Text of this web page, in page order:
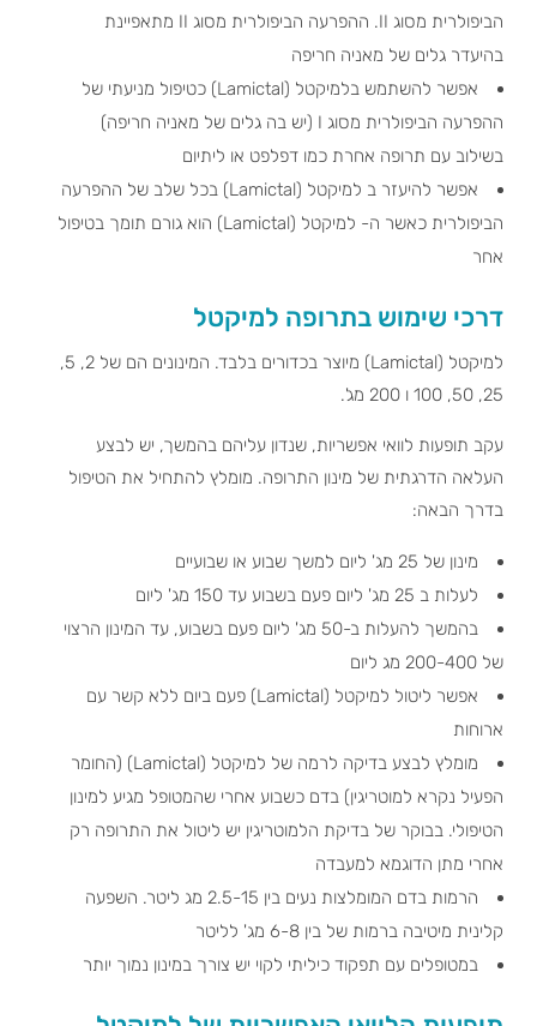
הביפולרית מסוג II. ההפרעה הביפולרית מסוג II מתאפיינת
בהיעדר גלים של מאניה חריפה
אפשר להשתמש בלמיקטל (Lamictal) כטיפול מניעתי של
ההפרעה הביפולרית מסוג I (יש בה גלים של מאניה חריפה)
בשילוב עם תרופה אחרת כמו דפלפט או ליתיום
אפשר להיעזר ב למיקטל (Lamictal) בכל שלב של ההפרעה
הביפולרית כאשר ה- למיקטל (Lamictal) הוא גורם תומך בטיפול
אחר
דרכי שימוש בתרופה למיקטל
למיקטל (Lamictal) מיוצר בכדורים בלבד. המינונים הם של 2, 5,
25, 50, 100 ו 200 מג'.
עקב תופעות לוואי אפשריות, שנדון עליהם בהמשך, יש לבצע
העלאה הדרגתית של מינון התרופה. מומלץ להתחיל את הטיפול
בדרך הבאה:
מינון של 25 מג' ליום למשך שבוע או שבועיים
לעלות ב 25 מג' ליום פעם בשבוע עד 150 מג' ליום
בהמשך להעלות ב-50 מג' ליום פעם בשבוע, עד המינון הרצוי
של 200-400 מג ליום
אפשר ליטול למיקטל (Lamictal) פעם ביום ללא קשר עם
ארוחות
מומלץ לבצע בדיקה לרמה של למיקטל (Lamictal) (החומר
הפעיל נקרא למוטריגין) בדם כשבוע אחרי שהמטופל מגיע למינון
הטיפולי. בבוקר של בדיקת הלמוטריגין יש ליטול את התרופה רק
אחרי מתן הדוגמא למעבדה
הרמות בדם המומלצות נעים בין 2.5-15 מג ליטר. השפעה
קלינית מיטיבה ברמות של בין 6-8 מג' לליטר
במטופלים עם תפקוד כיליתי לקוי יש צורך במינון נמוך יותר